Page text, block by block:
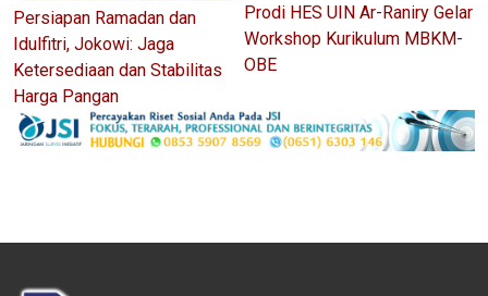
Persiapan Ramadan dan
Idulfitri, Jokowi: Jaga
Ketersediaan dan Stabilitas
Harga Pangan
Prodi HES UIN Ar-Raniry Gelar
Workshop Kurikulum MBKM-
OBE